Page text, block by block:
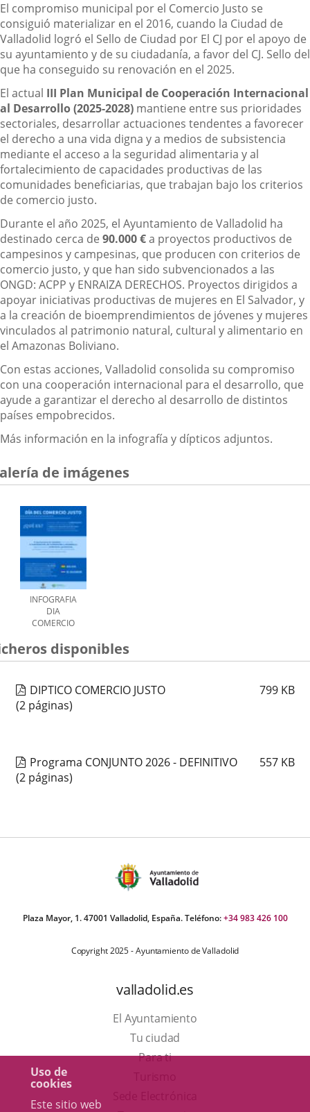
Uso de
cookies
Este sitio web
El compromiso municipal por el Comercio Justo se
consiguió materializar en el 2016, cuando la Ciudad de
Valladolid logró el Sello de Ciudad por El CJ por el apoyo de
su ayuntamiento y de su ciudadanía, a favor del CJ. Sello del
que ha conseguido su renovación en el 2025.
El actual III Plan Municipal de Cooperación Internacional
al Desarrollo (2025-2028) mantiene entre sus prioridades
sectoriales, desarrollar actuaciones tendentes a favorecer
el derecho a una vida digna y a medios de subsistencia
mediante el acceso a la seguridad alimentaria y al
fortalecimiento de capacidades productivas de las
comunidades beneficiarias, que trabajan bajo los criterios
de comercio justo.
Durante el año 2025, el Ayuntamiento de Valladolid ha
destinado cerca de 90.000 €a proyectos productivos de
campesinos y campesinas, que producen con criterios de
comercio justo, y que han sido subvencionados a las
ONGD: ACPP y ENRAIZA DERECHOS. Proyectos dirigidos a
apoyar iniciativas productivas de mujeres en El Salvador, y
a la creación de bioemprendimientos de jóvenes y mujeres
vinculados al patrimonio natural, cultural y alimentario en
el Amazonas Boliviano.
Con estas acciones, Valladolid consolida su compromiso
con una cooperación internacional para el desarrollo, que
ayude a garantizar el derecho al desarrollo de distintos
países empobrecidos.
Más información en la infografía y dípticos adjuntos.
de imágenes
INFOGRAFIA
DIA
COMERCIO
disponibles
DIPTICO COMERCIO JUSTO 799 KB
(2 páginas)
Programa CONJUNTO 2026 - DEFINITIVO 557 KB
(2 páginas)
Plaza Mayor, 1. 47001 Valladolid, España. Teléfono:+34 983 426 100
Copyright 2025 - Ayuntamiento de Valladolid
valladolid.es
El Ayuntamiento
Tu ciudad
Para ti